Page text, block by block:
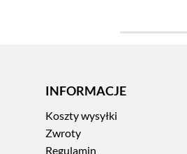
INFORMACJE
Koszty wysyłki
Zwroty
Regulamin